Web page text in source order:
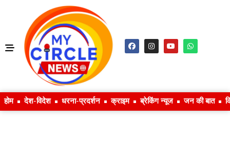
होम देश-विदेश धरना-प्रदर्शन क्राइम ब्रेकिंग न्यूज जन की बात